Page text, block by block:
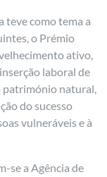
teve como tema a
o Prémio
ativo,
laboral de
património natural,
do sucesso
vulneráveis e à
se a Agência de